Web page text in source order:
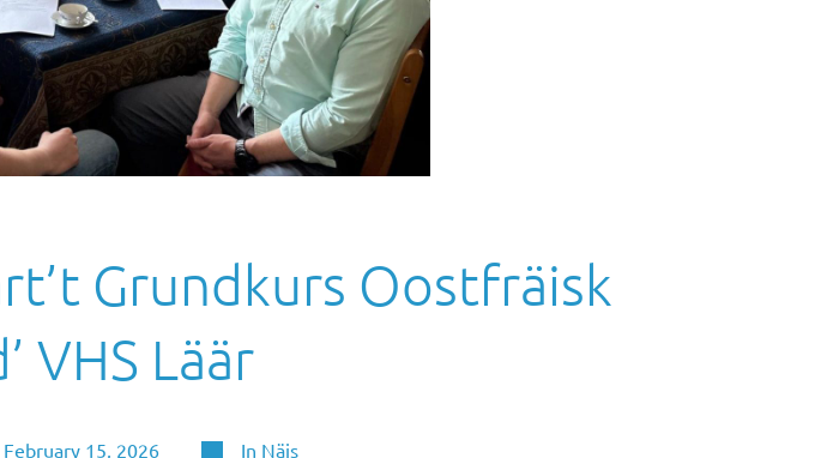
Grundkurs Oostfräisk
VHS Läär
February 15, 2026 Categories
In Näjs